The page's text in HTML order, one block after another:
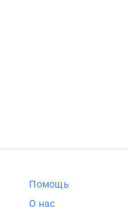
Помощь
О нас